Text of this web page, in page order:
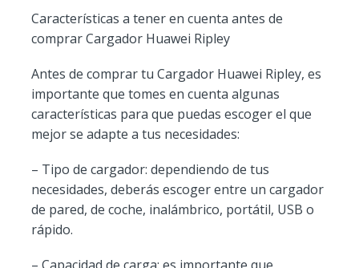
Características a tener en cuenta antes de
comprar Cargador Huawei Ripley
Antes de comprar tu Cargador Huawei Ripley, es
importante que tomes en cuenta algunas
características para que puedas escoger el que
mejor se adapte a tus necesidades:
– Tipo de cargador: dependiendo de tus
necesidades, deberás escoger entre un cargador
de pared, de coche, inalámbrico, portátil, USB o
rápido.